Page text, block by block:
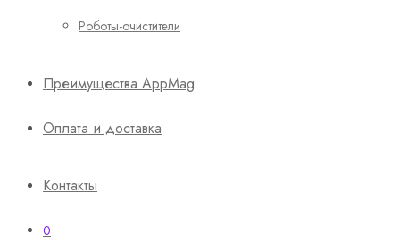
Роботы-очистители
Преимущества AppMag
Оплата и доставка
Контакты
0